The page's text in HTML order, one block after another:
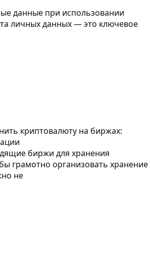
данные при использовании
личных данных — это ключевое
криптовалюту на биржах:
биржи для хранения
грамотно организовать хранение
не